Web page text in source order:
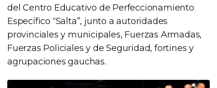
del Centro Educativo de Perfeccionamiento
Específico “Salta”, junto a autoridades
provinciales y municipales, Fuerzas Armadas,
Fuerzas Policiales y de Seguridad, fortines y
agrupaciones gauchas.